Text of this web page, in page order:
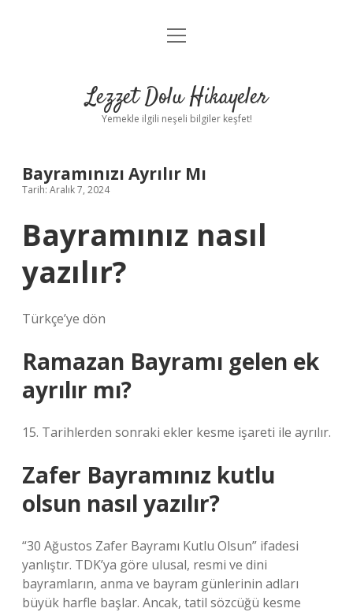
Anasayfa
Yasal Uyarı
menüyü
Lezzet Dolu Hikayeler
Yemekle ilgili neşeli bilgiler keşfet!
Bayramınızı Ayrılır Mı
Tarih: Aralık 7, 2024
Bayramınız nasıl
yazılır?
Türkçe’ye dön
Ramazan Bayramı gelen ek
ayrılır mı?
15. Tarihlerden sonraki ekler kesme işareti ile ayrılır.
Zafer Bayramınız kutlu
olsun nasıl yazılır?
“30 Ağustos Zafer Bayramı Kutlu Olsun” ifadesi
yanlıştır. TDK’ya göre ulusal, resmi ve dini
bayramların, anma ve bayram günlerinin adları
büyük harfle başlar. Ancak, tatil sözcüğü kesme